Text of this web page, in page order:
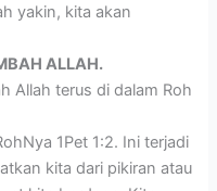
yakin, kita akan
ALLAH.
Allah terus di dalam Roh
1Pet 1:2. Ini terjadi
kita dari pikiran atau